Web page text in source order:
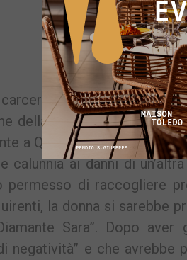
una finta sensitiva
della Procura della
a Quarto, già nota alle
ai danni di
di raccogliere
la donna si sarebbe
Sara”. Dopo aver
negatività” e che avrebbe